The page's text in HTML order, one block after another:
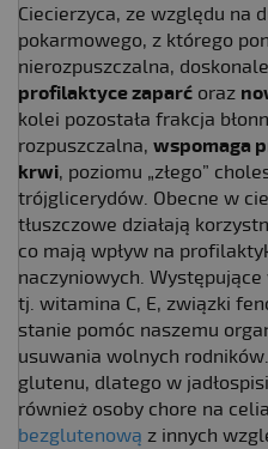
Ciecierzyca, ze względu na
pokarmowego, z którego
nierozpuszczalna,
profilaktyce zaparć oraz
kolei pozostała frakcja
rozpuszczalna, wspomaga
krwi, poziomu „złego”
trójglicerydów. Obecne w
tłuszczowe działają
co mają wpływ na
naczyniowych.
tj. witamina C, E, związki
stanie pomóc naszemu
usuwania wolnych
glutenu, dlatego w
również osoby chore na
bezglutenową z innych